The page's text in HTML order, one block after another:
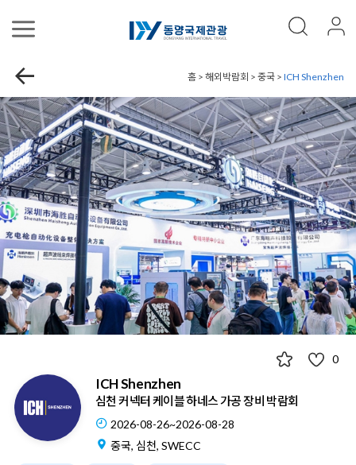
홈 > 해외박람회 > 중국 > ICH Shenzhen
0
ICH Shenzhen
심천 커넥터 케이블 하네스 가공 장비 박람회
2026-08-26~2026-08-28
중국, 심천, SWECC